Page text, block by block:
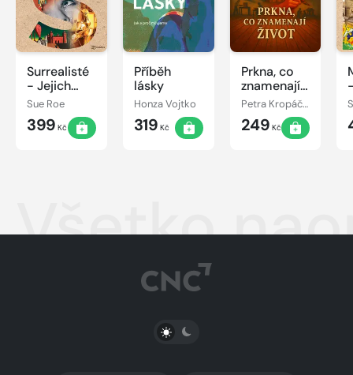
Surrealisté
- Jejich
bouřlivé
osudy
Sue Roe
399 Kč
Příběh
lásky
Honza Vojtko
319 Kč
Prkna, co
znamenají
život
Petra Kropáčová
249 Kč
Všetko
PŘEPNOUT SVĚTLÝ/TMAVÝ REŽIM